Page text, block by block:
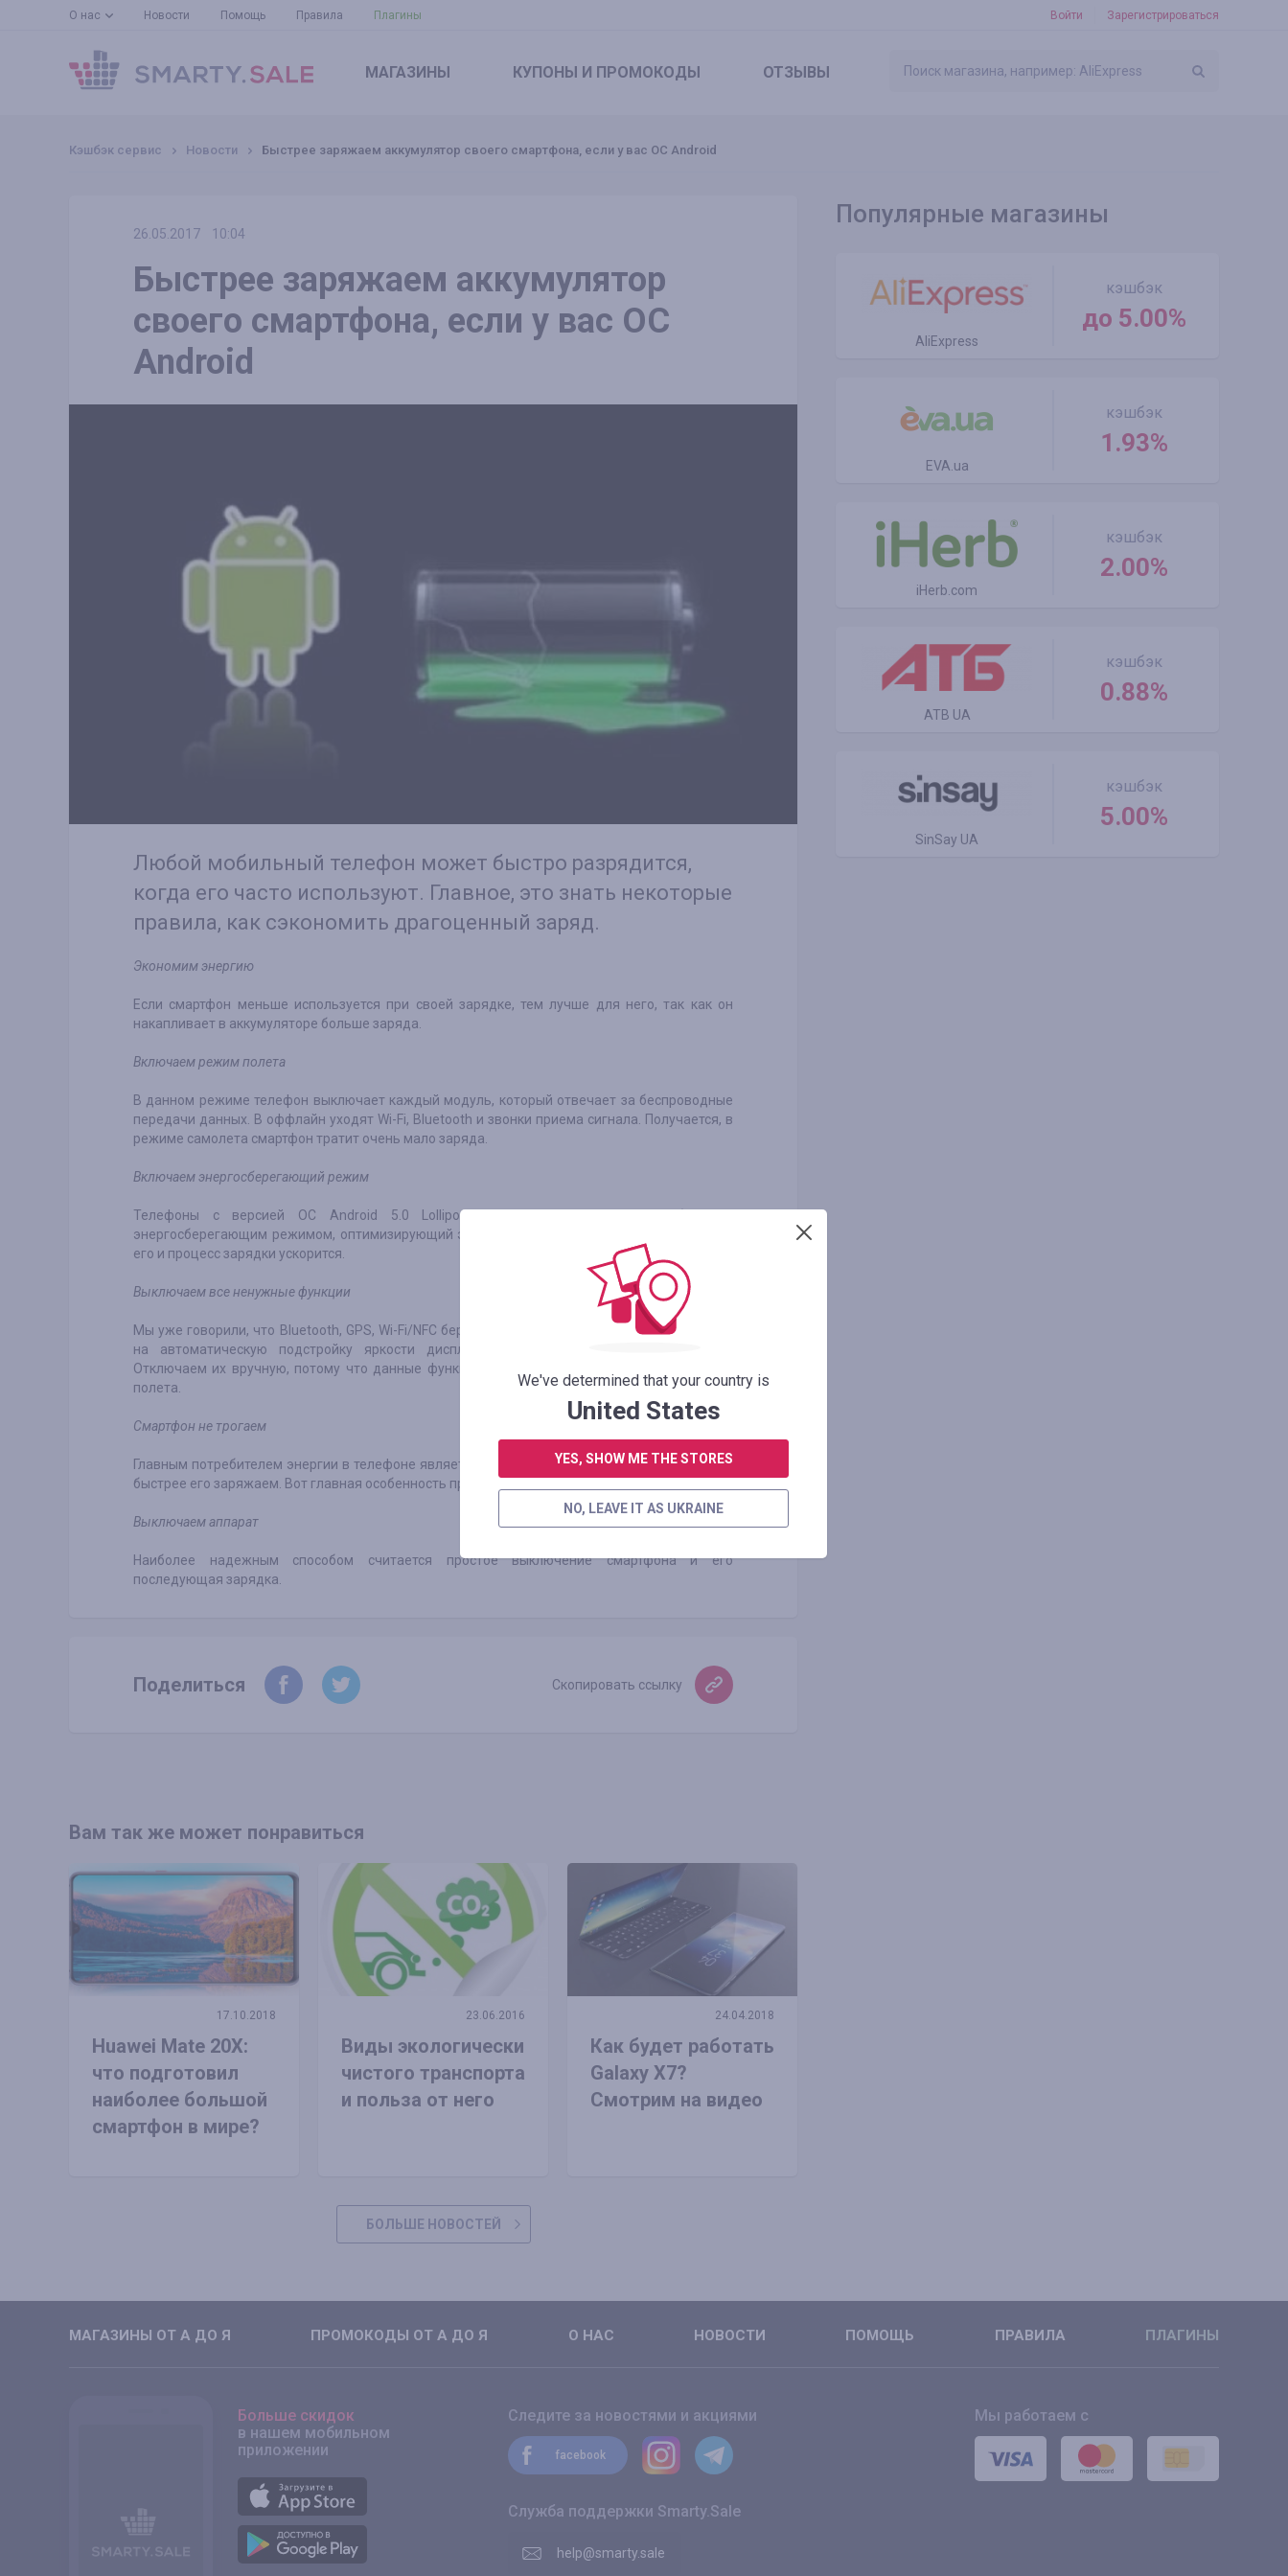
О нас Новости Помощь Правила Плагины Войти Зарегистрироваться
МАГАЗИНЫ КУПОНЫ И ПРОМОКОДЫ ОТЗЫВЫ
Кэшбэк сервис Новости Быстрее заряжаем аккумулятор своего смартфона, если у вас ОС Android
26.05.2017 10:04
Быстрее заряжаем аккумулятор
своего смартфона, если у вас ОС
Android
Любой мобильный телефон может быстро разрядится,
когда его часто используют. Главное, это знать некоторые
правила, как сэкономить драгоценный заряд.
Экономим энергию
Если смартфон меньше используется при своей зарядке, тем лучше для него, так как он
накапливает в аккумуляторе больше заряда.
Включаем режим полета
В данном режиме телефон выключает каждый модуль, который отвечает за беспроводные
передачи данных. В оффлайн уходят Wi-Fi, Bluetooth и звонки приема сигнала. Получается, в
режиме самолета смартфон тратит очень мало заряда.
Включаем энергосберегающий режим
Телефоны с версией ОС Android 5.0 Lollipop и далее по умолчанию обладают
энергосберегающим режимом, оптимизирующий энергопотребление смартфона. Включаем
его и процесс зарядки ускорится.
Выключаем все ненужные функции
Мы уже говорили, что Bluetooth, GPS, Wi-Fi/NFC берут себе много энергии. Еще заряд уходит
на автоматическую подстройку яркости дисплея с функцией автоповорота экрана.
Отключаем их вручную, потому что данные функции не отключить при переходе в режим
полета.
Смартфон не трогаем
Главным потребителем энергии в телефоне является экран. Меньше делаем его активным -
быстрее его заряжаем. Вот главная особенность процесса.
Выключаем аппарат
Наиболее надежным способом считается простое выключение смартфона и его
последующая зарядка.
Поделиться Скопировать ссылку
Вам так же может понравиться
17.10.2018
Huawei Mate 20X:
что подготовил
наиболее большой
смартфон в мире?
23.06.2016
Виды экологически
чистого транспорта
и польза от него
24.04.2018
Как будет работать
Galaxy X7?
Смотрим на видео
БОЛЬШЕ НОВОСТЕЙ
Популярные магазины
AliExpress
кэшбэк
до 5.00%
EVA.ua
кэшбэк
1.93%
iHerb.com
кэшбэк
2.00%
ATB UA
кэшбэк
0.88%
SinSay UA
кэшбэк
5.00%
МАГАЗИНЫ ОТ А ДО Я ПРОМОКОДЫ ОТ А ДО Я О НАС НОВОСТИ ПОМОЩЬ ПРАВИЛА ПЛАГИНЫ
Больше скидок
в нашем мобильном
приложении
Мы работаем с
Следите за новостями и акциями
facebook
Служба поддержки Smarty.Sale
help@smarty.sale
We've determined that your country is
United States
YES, SHOW ME THE STORES
NO, LEAVE IT AS UKRAINE